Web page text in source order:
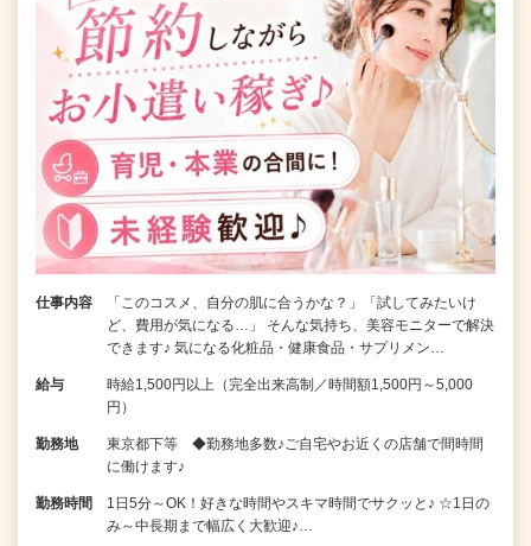
仕事内容
「このコスメ、自分の肌に合うかな？」「試してみたいけ
ど、費用が気になる…」 そんな気持ち、美容モニターで解決
できます♪ 気になる化粧品・健康食品・サプリメン…
給与
時給1,500円以上（完全出来高制／時間額1,500円～5,000
円）
勤務地
東京都下等 ◆勤務地多数♪ご自宅やお近くの店舗で間時間
に働けます♪
勤務時間
1日5分～OK！好きな時間やスキマ時間でサクッと♪ ☆1日の
み～中長期まで幅広く大歓迎♪…